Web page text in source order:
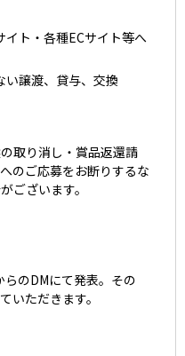
イト・各種ECサイト等へ
い譲渡、貸与、交換
取り消し・賞品返還請
のご応募をお断りするな
ございます。
のDMにて発表。その
いただきます。